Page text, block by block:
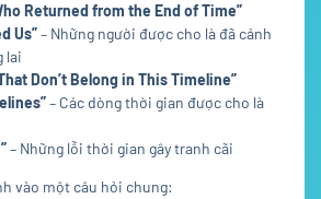
Returned from the End of Time”
Us”– Những người được cho là đã cảnh
lai
Don’t Belong in This Timeline”
– Các dòng thời gian được cho là
– Những lỗi thời gian gây tranh cãi
vào một câu hỏi chung: